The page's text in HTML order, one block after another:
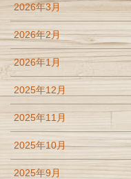
2026年3月
2026年2月
2026年1月
2025年12月
2025年11月
2025年10月
2025年9月